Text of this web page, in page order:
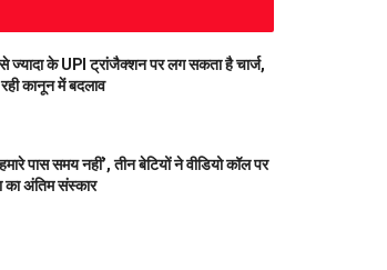
के UPI ट्रांजैक्शन पर लग सकता है चार्ज,
कानून में बदलाव
समय नहीं’, तीन बेटियों ने वीडियो कॉल पर
का अंतिम संस्कार